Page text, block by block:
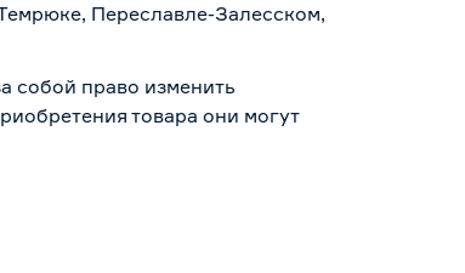
Переславле-Залесском,
собой право изменить
товара они могут